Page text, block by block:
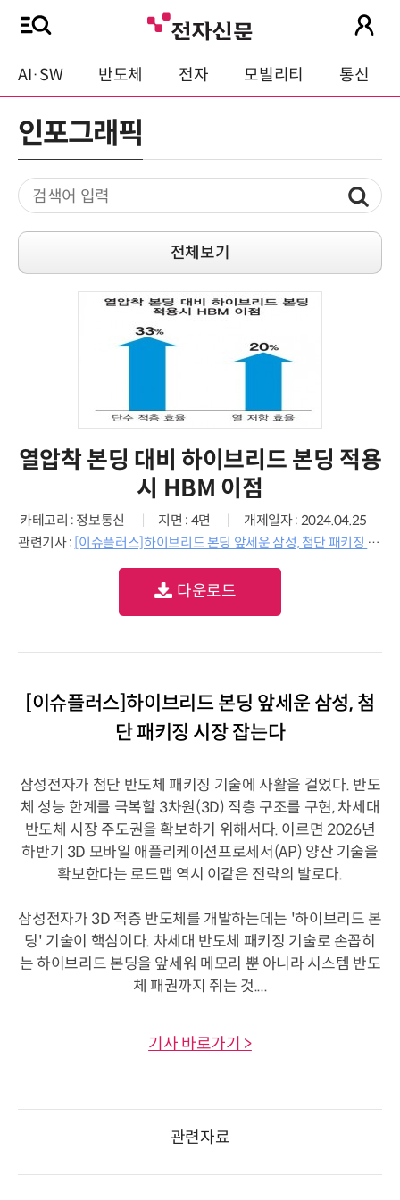
AI·SW 반도체 전자 모빌리티 통신
인포그래픽
전체보기
열압착 본딩 대비 하이브리드 본딩 적용
시 HBM 이점
카테고리 : 정보통신 지면 : 4면
개제일자 : 2024.04.25
관련기사 : [이슈플러스]하이브리드 본딩 앞세운 삼성, 첨단 패키징 시장 잡는다
다운로드
[이슈플러스]하이브리드 본딩 앞세운 삼성, 첨
단 패키징 시장 잡는다
삼성전자가 첨단 반도체 패키징 기술에 사활을 걸었다. 반도
체 성능 한계를 극복할 3차원(3D) 적층 구조를 구현, 차세대
반도체 시장 주도권을 확보하기 위해서다. 이르면 2026년
하반기 3D 모바일 애플리케이션프로세서(AP) 양산 기술을
확보한다는 로드맵 역시 이같은 전략의 발로다.
삼성전자가 3D 적층 반도체를 개발하는데는 '하이브리드 본
딩' 기술이 핵심이다. 차세대 반도체 패키징 기술로 손꼽히
는 하이브리드 본딩을 앞세워 메모리 뿐 아니라 시스템 반도
체 패권까지 쥐는 것....
기사 바로가기 >
관련자료